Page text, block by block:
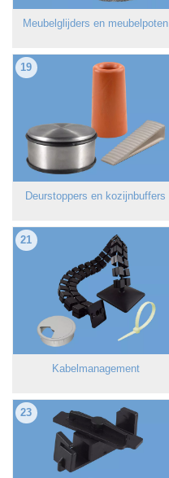
Meubelglijders en meubelpoten
19
Deurstoppers en kozijnbuffers
21
Kabelmanagement
23